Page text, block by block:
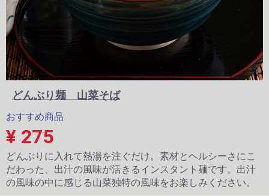
どんぶり麺 山菜そば
おすすめ商品
¥ 275
どんぶりに入れて熱湯を注ぐだけ。素材とヘルシーさにこ
だわった、出汁の風味が活きるインスタント麺です。出汁
の風味の中に感じる山菜独特の風味をお楽しみください。